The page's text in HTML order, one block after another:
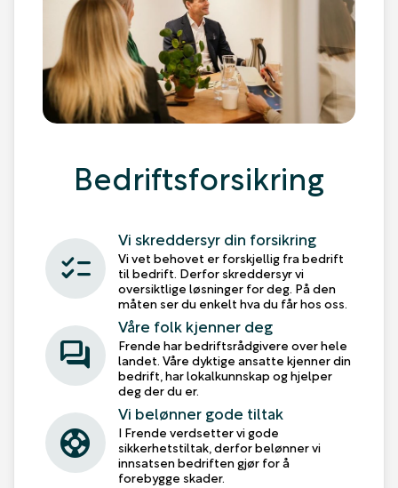
Bedriftsforsikring
checklist
Vi skreddersyr din forsikring
Vi vet behovet er forskjellig fra bedrift
til bedrift. Derfor skreddersyr vi
oversiktlige løsninger for deg. På den
måten ser du enkelt hva du får hos oss.
forum
Våre folk kjenner deg
Frende har bedriftsrådgivere over hele
landet. Våre dyktige ansatte kjenner din
bedrift, har lokalkunnskap og hjelper
deg der du er.
support
Vi belønner gode tiltak
I Frende verdsetter vi gode
sikkerhetstiltak, derfor belønner vi
innsatsen bedriften gjør for å
forebygge skader.